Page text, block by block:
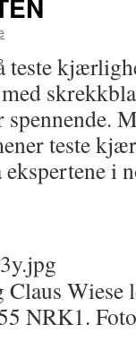
teste
i
Claus
NRK1.